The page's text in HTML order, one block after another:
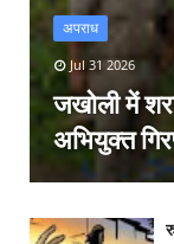
अपराध
Jul 31 2026
जखोली में
अभियुक्त